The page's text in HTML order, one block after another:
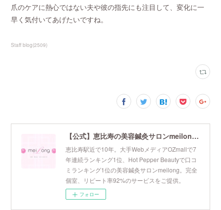
爪のケアに熱心ではない夫や彼の指先にも注目して、変化に一
早く気付いてあげたいですね。
Staff blog(2509)
【公式】恵比寿の美容鍼灸サロンmeilong｜ツボを押さえた針・お灸の治療で美容と健康を叶えます
恵比寿駅近で10年。大手WebメディアOZmallで7
年連続ランキング1位、Hot Pepper Beautyで口コ
ミランキング1位の美容鍼灸サロンmeilong。完全
個室、リピート率92%のサービスをご提供。
フォロー